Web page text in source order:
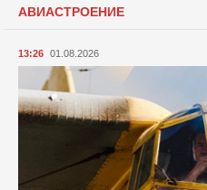
АВИАСТРОЕНИЕ
13:26 01.08.2026